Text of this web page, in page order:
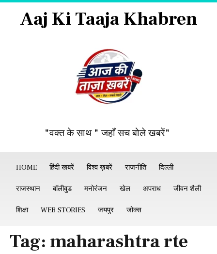
Aaj Ki Taaja Khabren
"वक्त के साथ " जहाँ सच बोले खबरें"
HOME हिंदी खबरें विश्व ख़बरें राजनीति दिल्ली
राजस्थान बॉलीवुड मनोरंजन खेल अपराध जीवन शैली
शिक्षा WEB STORIES जयपुर जोक्स
Tag: maharashtra rte